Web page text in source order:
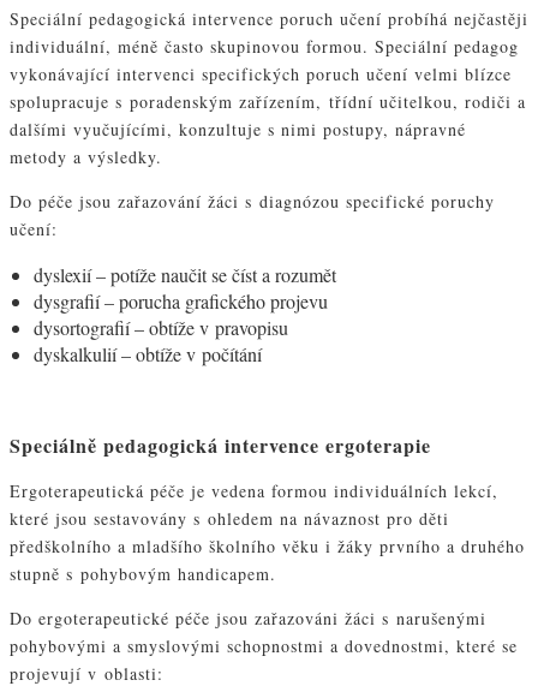
Speciální pedagogická intervence poruch učení probíhá nejčastěji
individuální, méně často skupinovou formou. Speciální pedagog
vykonávající intervenci specifických poruch učení velmi blízce
spolupracuje s poradenským zařízením, třídní učitelkou, rodiči a
dalšími vyučujícími, konzultuje s nimi postupy, nápravné
metody a výsledky.
Do péče jsou zařazování žáci s diagnózou specifické poruchy
učení:
dyslexií – potíže naučit se číst a rozumět
dysgrafií – porucha grafického projevu
dysortografií – obtíže v pravopisu
dyskalkulií – obtíže v počítání
Speciálně pedagogická intervence ergoterapie
Ergoterapeutická péče je vedena formou individuálních lekcí,
které jsou sestavovány s ohledem na návaznost pro děti
předškolního a mladšího školního věku i žáky prvního a druhého
stupně s pohybovým handicapem.
Do ergoterapeutické péče jsou zařazováni žáci s narušenými
pohybovými a smyslovými schopnostmi a dovednostmi, které se
projevují v oblasti: